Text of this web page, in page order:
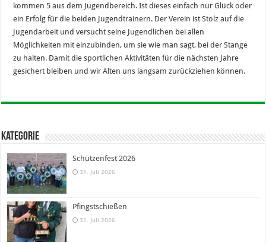
kommen 5 aus dem Jugendbereich. Ist dieses einfach nur Glück oder
ein Erfolg für die beiden Jugendtrainern. Der Verein ist Stolz auf die
Jugendarbeit und versucht seine Jugendlichen bei allen
Möglichkeiten mit einzubinden, um sie wie man sagt, bei der Stange
zu halten. Damit die sportlichen Aktivitäten für die nächsten Jahre
gesichert bleiben und wir Alten uns langsam zurückziehen können.
Kategorie
Schützenfest 2026
31. Juli 2026
Pfingstschießen
31. Juli 2026